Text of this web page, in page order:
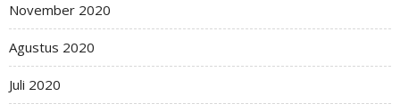
November 2020
Agustus 2020
Juli 2020